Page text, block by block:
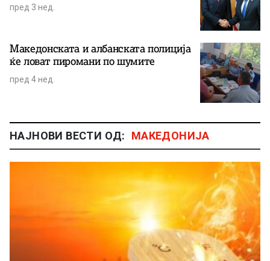
пред 3 нед.
Македонската и албанската полиција
ќе ловат пиромани по шумите
пред 4 нед.
НАЈНОВИ ВЕСТИ ОД: МАКЕДОНИЈА